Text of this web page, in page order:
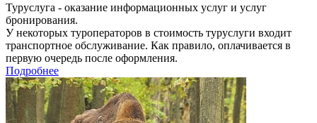
Туруслуга - оказание информационных услуг и услуг
бронирования.
У некоторых туроператоров в стоимость туруслуги входит
транспортное обслуживание. Как правило, оплачивается в
первую очередь после оформления.
Подробнее